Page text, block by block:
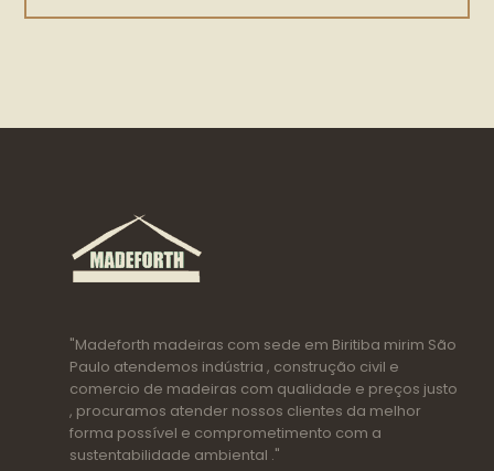
"Madeforth madeiras com sede em Biritiba mirim São
Paulo atendemos indústria , construção civil e
comercio de madeiras com qualidade e preços justo
, procuramos atender nossos clientes da melhor
forma possível e comprometimento com a
sustentabilidade ambiental ."